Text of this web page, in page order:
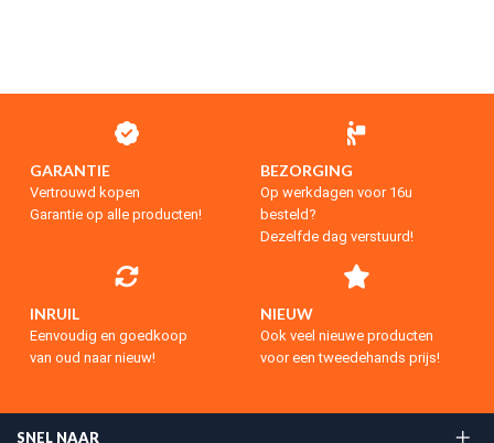
GARANTIE
Vertrouwd kopen
Garantie op alle producten!
BEZORGING
Op werkdagen voor 16u
besteld?
Dezelfde dag verstuurd!
INRUIL
Eenvoudig en goedkoop
van oud naar nieuw!
NIEUW
Ook veel nieuwe producten
voor een tweedehands prijs!
SNEL NAAR